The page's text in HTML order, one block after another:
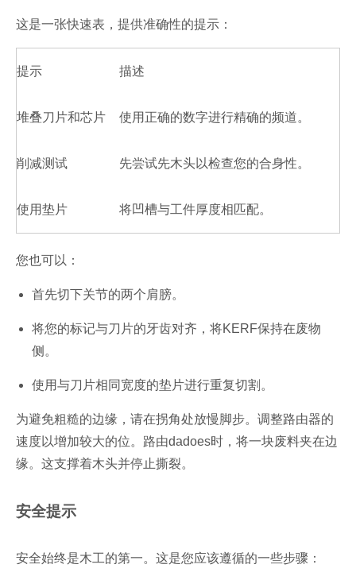
这是一张快速表，提供准确性的提示：
提示 描述
堆叠刀片和芯片 使用正确的数字进行精确的频道。
削减测试 先尝试先木头以检查您的合身性。
使用垫片 将凹槽与工件厚度相匹配。
您也可以：
首先切下关节的两个肩膀。
将您的标记与刀片的牙齿对齐，将KERF保持在废物
侧。
使用与刀片相同宽度的垫片进行重复切割。
为避免粗糙的边缘，请在拐角处放慢脚步。调整路由器的
速度以增加较大的位。路由dadoes时，将一块废料夹在边
缘。这支撑着木头并停止撕裂。
安全提示
安全始终是木工的第一。这是您应该遵循的一些步骤：